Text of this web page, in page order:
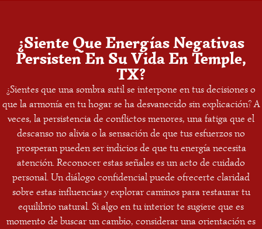
¿Siente Que Energías Negativas
Persisten En Su Vida En Temple,
TX?
¿Sientes que una sombra sutil se interpone en tus decisiones o
que la armonía en tu hogar se ha desvanecido sin explicación? A
veces, la persistencia de conflictos menores, una fatiga que el
descanso no alivia o la sensación de que tus esfuerzos no
prosperan pueden ser indicios de que tu energía necesita
atención. Reconocer estas señales es un acto de cuidado
personal. Un diálogo confidencial puede ofrecerte claridad
sobre estas influencias y explorar caminos para restaurar tu
equilibrio natural. Si algo en tu interior te sugiere que es
momento de buscar un cambio, considerar una orientación es